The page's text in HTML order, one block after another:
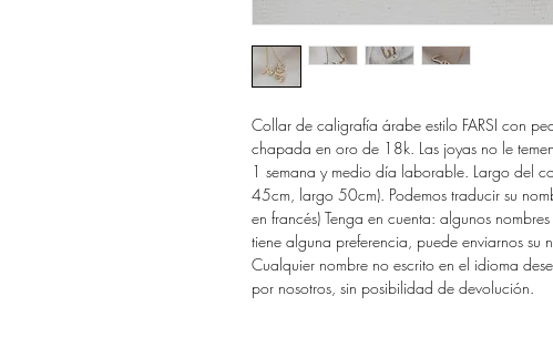
Collar de caligrafía árabe estilo FARSI con
chapada en oro de 18k. Las joyas no le
1 semana y medio día laborable. Largo del
45cm, largo 50cm). Podemos traducir su
en francés) Tenga en cuenta: algunos
tiene alguna preferencia, puede enviarnos su
Cualquier nombre no escrito en el idioma
por nosotros, sin posibilidad de devolución.